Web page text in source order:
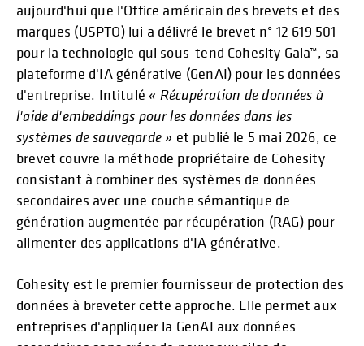
aujourd'hui que l'Office américain des brevets et des
marques (USPTO) lui a délivré le brevet n° 12 619 501
pour la technologie qui sous-tend Cohesity Gaia™, sa
plateforme d'IA générative (GenAI) pour les données
d'entreprise. Intitulé « Récupération de données à
l'aide d'embeddings pour les données dans les
systèmes de sauvegarde » et publié le 5 mai 2026, ce
brevet couvre la méthode propriétaire de Cohesity
consistant à combiner des systèmes de données
secondaires avec une couche sémantique de
génération augmentée par récupération (RAG) pour
alimenter des applications d'IA générative.
Cohesity est le premier fournisseur de protection des
données à breveter cette approche. Elle permet aux
entreprises d'appliquer la GenAI aux données